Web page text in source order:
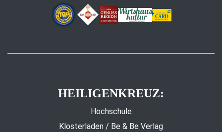
HEILIGENKREUZ:
Hochschule
Klosterladen / Be & Be Verlag